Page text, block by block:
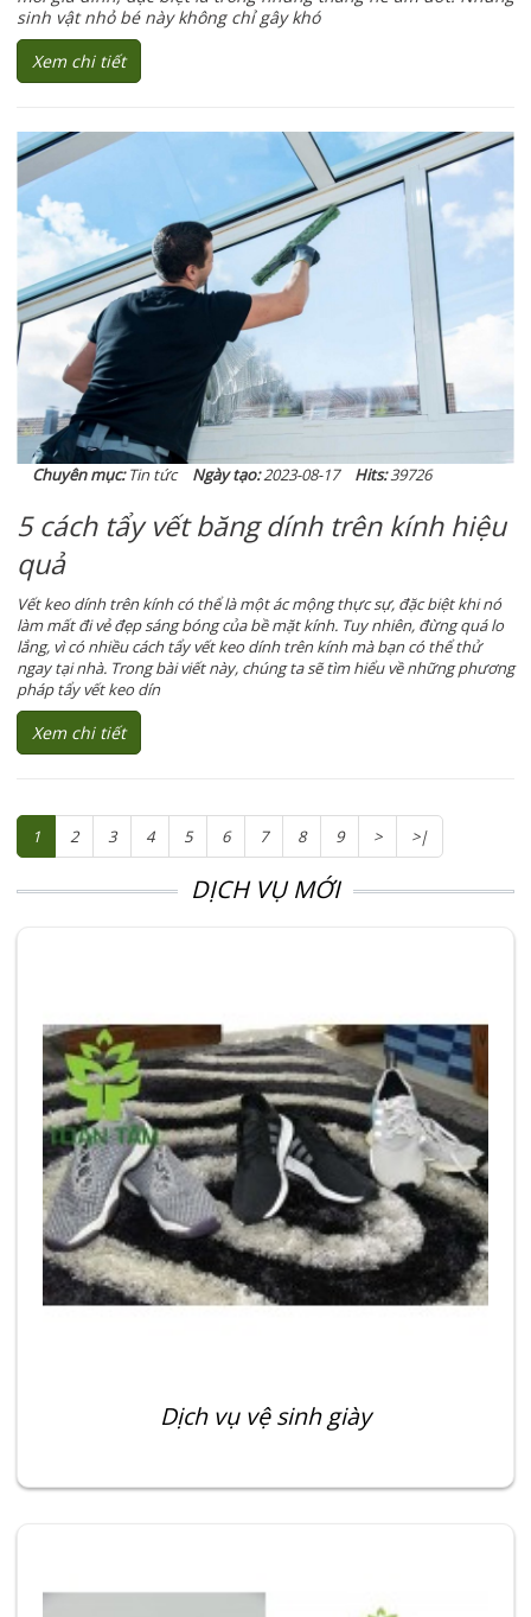
sinh vật nhỏ bé này không chỉ gây khó
Xem chi tiết
Chuyên mục:Tin tức Ngày tạo:2023-08-17 Hits:39726
5 cách tẩy vết băng dính trên kính hiệu
quả
Vết keo dính trên kính có thể là một ác mộng thực sự, đặc biệt khi nó
làm mất đi vẻ đẹp sáng bóng của bề mặt kính. Tuy nhiên, đừng quá lo
lắng, vì có nhiều cách tẩy vết keo dính trên kính mà bạn có thể thử
ngay tại nhà. Trong bài viết này, chúng ta sẽ tìm hiểu về những phương
pháp tẩy vết keo dín
Xem chi tiết
1 2 3 4 5 6 7 8 9 > >|
DỊCH VỤ MỚI
Dịch vụ vệ sinh giày